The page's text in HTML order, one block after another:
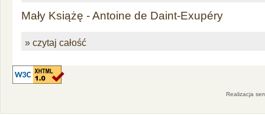
Mały Książę - Antoine de Daint-Exupéry
» czytaj całość
Realizacja